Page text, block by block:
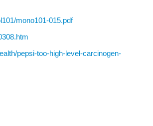
mono101-015.pdf
pepsi-too-high-level-carcinogen-